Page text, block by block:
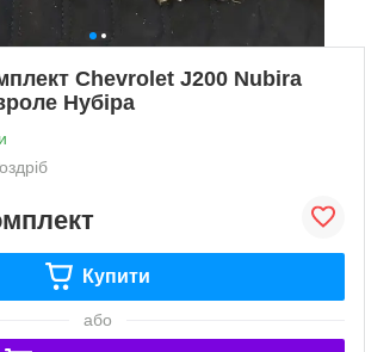
Chevrolet J200 Nubira
Нубіра
Купити
або